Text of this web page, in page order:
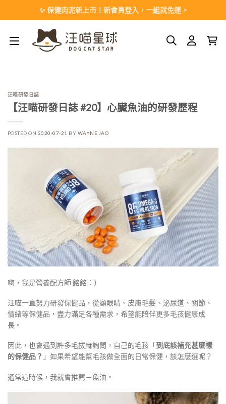
✨ 保健肉泥新上市！新會員登入，一組就免運 >
汪喵研發日誌
【汪喵研發日誌 #20】心臟魚油的研發歷程
POSTED ON 2020-07-21 BY WAYNE JAO
嗨，我是營養配方師 銘銘：）
汪喵一直努力研發保健品，從顧眼睛、皮膚毛髮、泌尿道、關節、
情緒等保健品，盡力滿足各種需求，希望能陪伴更多毛孩健康成
長。
因此，也會遇到許多毛拔麻詢問，自己的毛孩「 到底該補充甚麼樣
的保健品？ 」如果希望能幫毛孩做全面的日常保健，該怎麼選呢？
通常這時候，我就會推薦－魚油。